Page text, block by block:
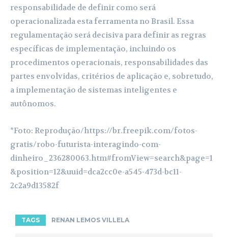
responsabilidade de definir como será
operacionalizada esta ferramenta no Brasil. Essa
regulamentação será decisiva para definir as regras
específicas de implementação, incluindo os
procedimentos operacionais, responsabilidades das
partes envolvidas, critérios de aplicação e, sobretudo,
a implementação de sistemas inteligentes e
autônomos.
*Foto: Reprodução/https://br.freepik.com/fotos-
gratis/robo-futurista-interagindo-com-
dinheiro_236280063.htm#fromView=search&page=1
&position=12&uuid=dca2cc0e-a545-473d-bc11-
2c2a9d13582f
TAGS RENAN LEMOS VILLELA